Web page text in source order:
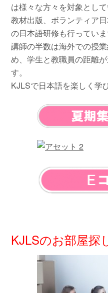
は様々な方々を対象として
教材出版、ボランティア
の日本語研修も行っていま
講師の半数は海外での授
め、学生と教職員の距離
す。
KJLSで日本語を楽しく学
KJLSのお部屋探